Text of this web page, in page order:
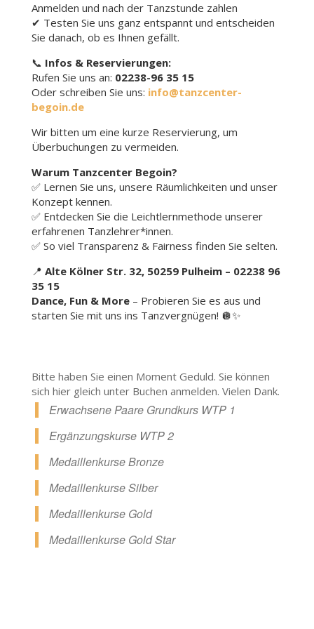
Anmelden und nach der Tanzstunde zahlen
✔ Testen Sie uns ganz entspannt und entscheiden
Sie danach, ob es Ihnen gefällt.
📞 Infos & Reservierungen:
Rufen Sie uns an: 02238-96 35 15
Oder schreiben Sie uns: info@tanzcenter-
begoin.de
Wir bitten um eine kurze Reservierung, um
Überbuchungen zu vermeiden.
Warum Tanzcenter Begoin?
✅ Lernen Sie uns, unsere Räumlichkeiten und unser
Konzept kennen.
✅ Entdecken Sie die Leichtlernmethode unserer
erfahrenen Tanzlehrer*innen.
✅ So viel Transparenz & Fairness finden Sie selten.
📍 Alte Kölner Str. 32, 50259 Pulheim – 02238 96
35 15
Dance, Fun & More– Probieren Sie es aus und
starten Sie mit uns ins Tanzvergnügen! 🪩✨
Bitte haben Sie einen Moment Geduld. Sie können
sich hier gleich unter Buchen anmelden. Vielen Dank.